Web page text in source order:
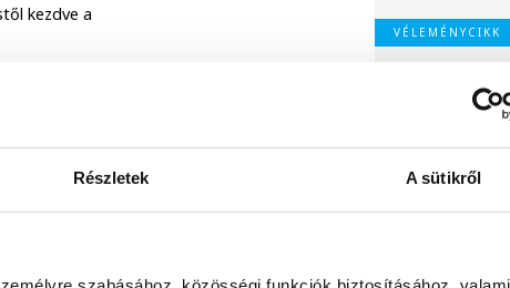
Részletek A sütikről
kezdve a
kreatív ötletek
pedig sokkal
készíteni. A
hiszen jól
a tehetség
mértékben igenis
stresszűző,
ténykedés pedig
VÉLEMÉNYCIKK
105
nem
Ha egy
ellenfél
önmaga
jelöltjei,
beszél”